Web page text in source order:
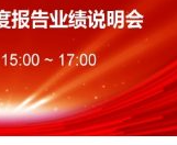
式：
rs.p5w.net/html/
。
问的问题最大长度为